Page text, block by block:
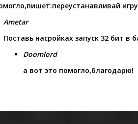
Ametar
Поставь насройках запуск 32 бит в
Doomlord
а вот это помогло,благодарю!